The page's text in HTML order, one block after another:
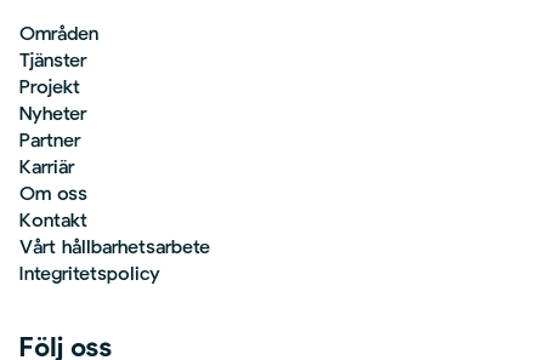
Områden
Tjänster
Projekt
Nyheter
Partner
Karriär
Om oss
Kontakt
Vårt hållbarhetsarbete
Integritetspolicy
Följ oss